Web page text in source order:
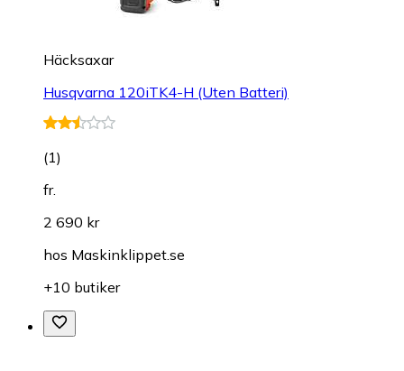
Häcksaxar
Husqvarna 120iTK4-H (Uten Batteri)
(1)
fr.
2 690 kr
hos Maskinklippet.se
+10 butiker